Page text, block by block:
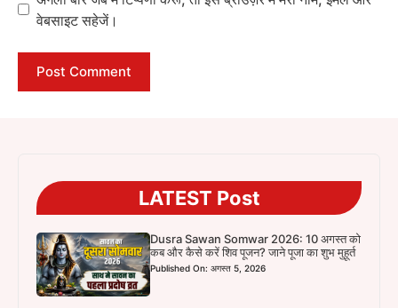
वेबसाइट सहेजें।
LATEST Post
Dusra Sawan Somwar 2026: 10 अगस्त को
कब और कैसे करें शिव पूजन? जाने पूजा का शुभ मुहूर्त
Published On: अगस्त 5, 2026